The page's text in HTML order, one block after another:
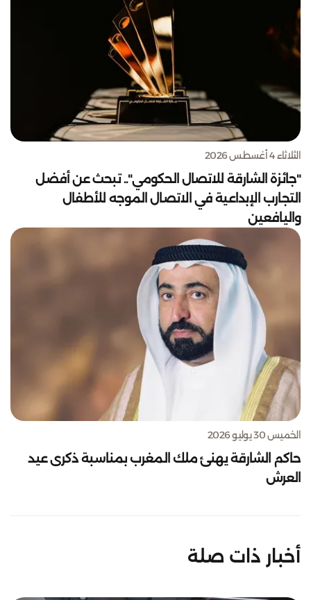
الثلاثاء 4 أغسطس 2026
"جائزة الشارقة للاتصال الحكومي".. تبحث عن أفضل
التجارب الإبداعية في الاتصال الموجه للأطفال
واليافعين
الخميس 30 يوليو 2026
حاكم الشارقة يهنئ ملك المغرب بمناسبة ذكرى عيد
العرش
أخبار ذات صلة